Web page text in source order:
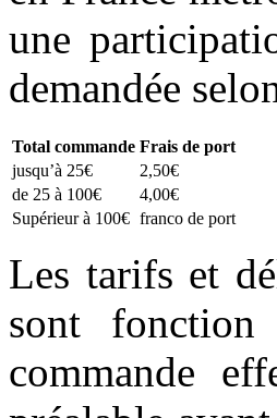
une
demandée
Total commande Frais de port
jusqu’à 25€
2,50€
de 25 à 100€
4,00€
Supérieur à 100€ franco de port
Les tarifs et
sont
commande